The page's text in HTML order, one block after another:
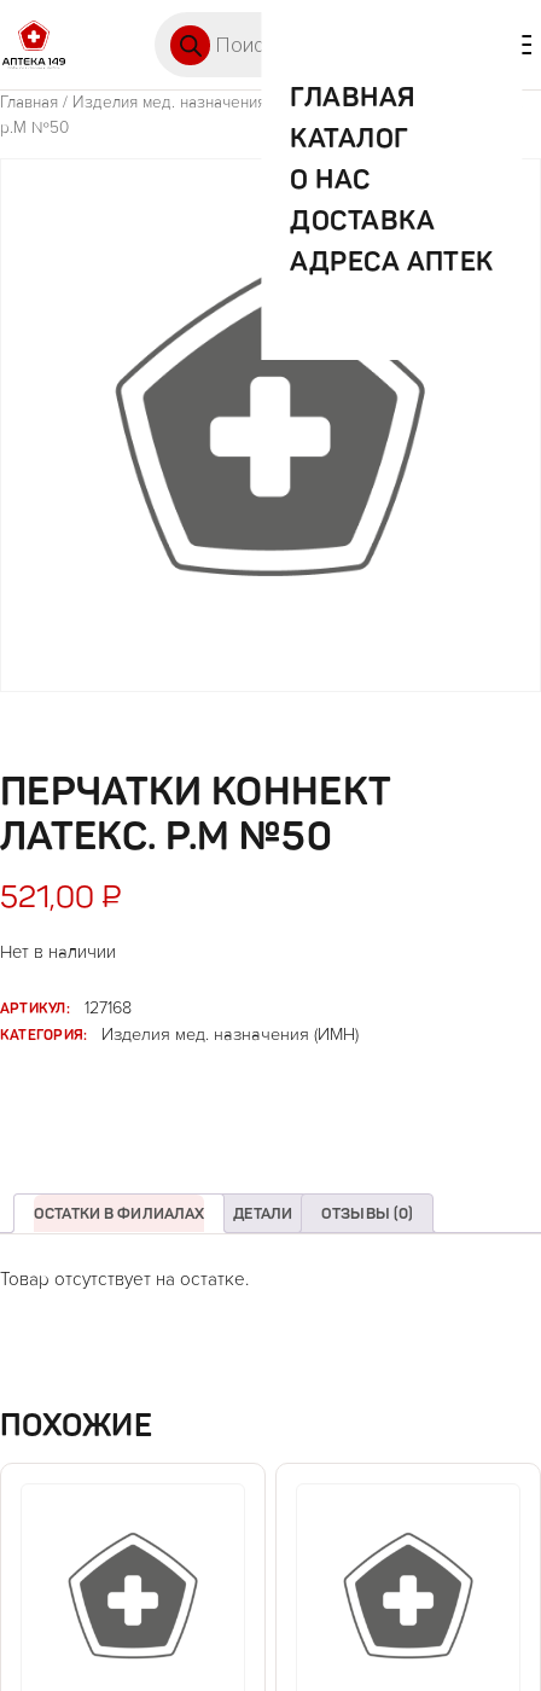
ГЛАВНАЯ
КАТАЛОГ
О НАС
ДОСТАВКА
АДРЕСА АПТЕК
Главная / Изделия мед. назначения (ИМН) / Перчатки Коннект латекс.
р.М №50
ПЕРЧАТКИ КОННЕКТ
ЛАТЕКС. Р.М №50
521,00 ₽
Нет в наличии
АРТИКУЛ:
127168
КАТЕГОРИЯ:
Изделия мед. назначения (ИМН)
ОСТАТКИ В ФИЛИАЛАХ ДЕТАЛИ ОТЗЫВЫ (0)
Товар отсутствует на остатке.
ПОХОЖИЕ